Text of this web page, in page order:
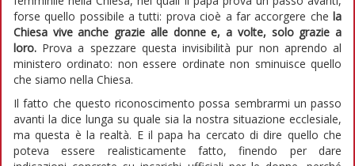
forse quello possibile a tutti: prova cioè a far accorgere che la
Chiesa vive anche grazie alle donne e, a volte, solo grazie a
loro. Prova a spezzare questa invisibilità pur non aprendo al
ministero ordinato: non essere ordinate non sminuisce quello
che siamo nella Chiesa.
Il fatto che questo riconoscimento possa sembrarmi un passo
avanti la dice lunga su quale sia la nostra situazione ecclesiale,
ma questa è la realtà. E il papa ha cercato di dire quello che
poteva essere realisticamente fatto, finendo per dare